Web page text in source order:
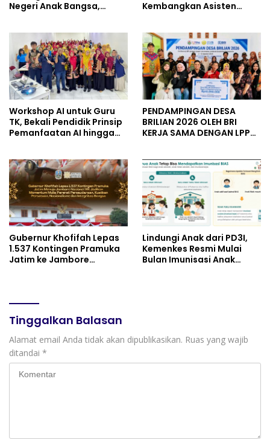
Negeri Anak Bangsa,
dan Perintis Kemerdekaan
Kembangkan Asisten
UMKM
Workshop AI untuk Guru
TK, Bekali Pendidik Prinsip
Pemanfaatan AI hingga
PENDAMPINGAN DESA
BRILIAN 2026 OLEH BRI
KERJA SAMA DENGAN LPPM
Gubernur Khofifah Lepas
1.537 Kontingen Pramuka
Jatim ke Jambore
Semangat Nasionalisme
Lindungi Anak dari PD3I,
Kemenkes Resmi Mulai
Bulan Imunisasi Anak
Tinggalkan Balasan
Alamat email Anda tidak akan dipublikasikan. Ruas yang wajib
ditandai *